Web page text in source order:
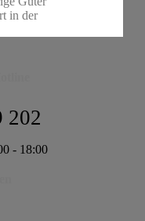
in der
202
- 18:00